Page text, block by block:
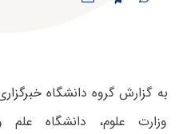
به گزارش گروه دانشگاه
وزارت علوم، دانشگاه